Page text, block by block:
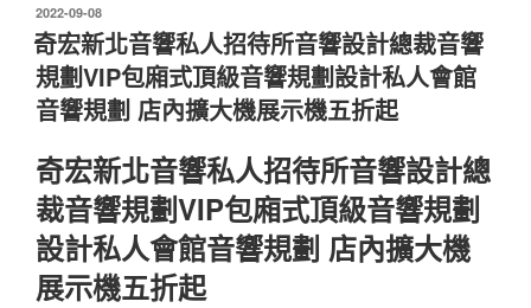
發
佈
於
2022-09-08
奇宏新北音響私人招待所音響設計總裁音響
規劃VIP包廂式頂級音響規劃設計私人會館
音響規劃 店內擴大機展示機五折起
奇宏新北音響私人招待所音響設計總
裁音響規劃VIP包廂式頂級音響規劃
設計私人會館音響規劃 店內擴大機
展示機五折起